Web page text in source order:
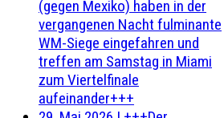
(gegen Mexiko) haben in der
vergangenen Nacht fulminante
WM-Siege eingefahren und
treffen am Samstag in Miami
zum Viertelfinale
aufeinander+++